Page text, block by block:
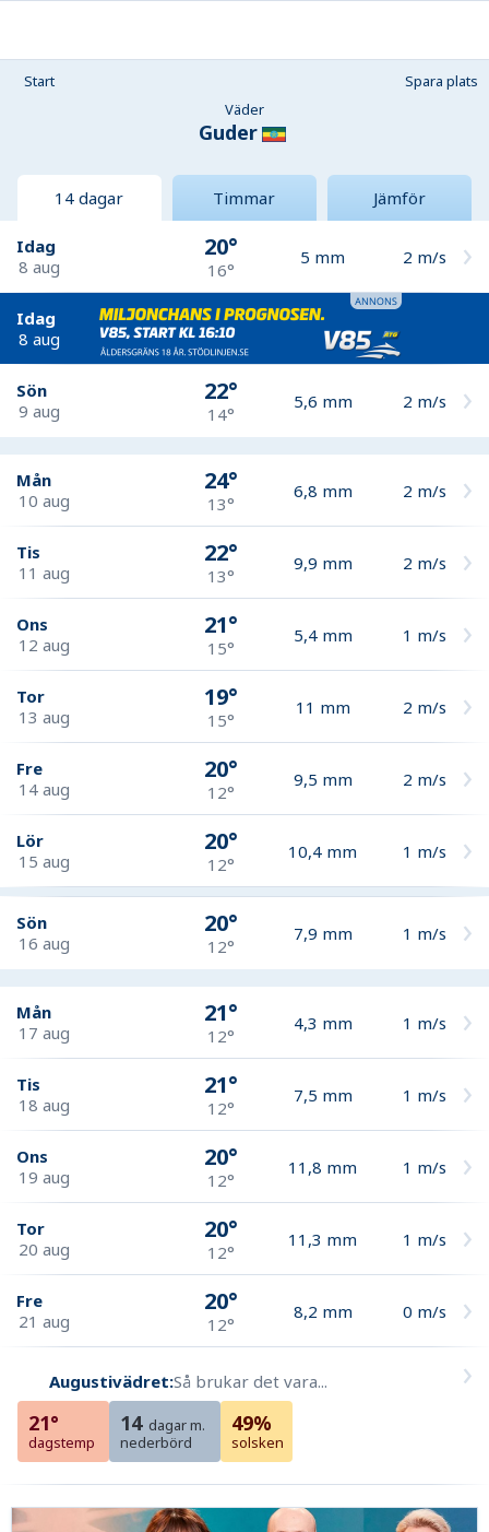
Start
Spara plats
Väder
Guder
14 dagar Timmar Jämför
Idag
8 aug
20°
16°
5 mm 2 m/s
Idag
8 aug
Sön
9 aug
22°
14°
5,6 mm 2 m/s
Mån
10 aug
24°
13°
6,8 mm 2 m/s
Tis
11 aug
22°
13°
9,9 mm 2 m/s
Ons
12 aug
21°
15°
5,4 mm 1 m/s
Tor
13 aug
19°
15°
11 mm 2 m/s
Fre
14 aug
20°
12°
9,5 mm 2 m/s
Lör
15 aug
20°
12°
10,4 mm 1 m/s
Sön
16 aug
20°
12°
7,9 mm 1 m/s
Mån
17 aug
21°
12°
4,3 mm 1 m/s
Tis
18 aug
21°
12°
7,5 mm 1 m/s
Ons
19 aug
20°
12°
11,8 mm 1 m/s
Tor
20 aug
20°
12°
11,3 mm 1 m/s
Fre
21 aug
20°
12°
8,2 mm 0 m/s
Augustivädret:Så brukar det vara...
21°
dagstemp
14 dagar m.
nederbörd
49%
solsken